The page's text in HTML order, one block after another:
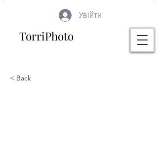
TorriPhoto
Увійти
< Back